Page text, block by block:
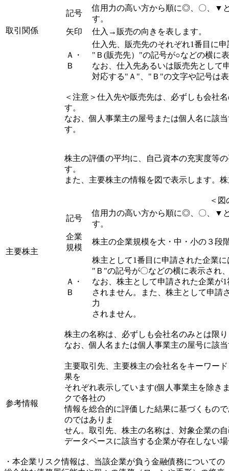
取引関係
記号
信用力の高い方から順に◎、〇、▼
す。
矢印
仕入→販売の向きを表します。
Ａ・
Ｂ
仕入先、販売先のそれぞれ1番目に
"Ｂ(販売先）"の記号が○などの横に
なお、仕入先あるいは販売先として
対応する"Ａ"、"Ｂ"の文字や記号は
＜注意＞仕入先や販売先は、必ずしも会社
す。
なお、個人事業主の屋号または個人名に該
す。
主要株主
株主の評価の平均に、自己資本の充実度等
す。
また、主要株主の情報を図で表示します。
＜図
記号
信用力の高い方から順に◎、〇、▼
す。
企業
規模
株主の企業規模を大・中・小の３段
Ａ・
Ｂ
株主として1番目に申請された企業
"Ｂ"の記号が〇などの横に表示され
なお、株主として申請された企業が
されません。また、株主として申請
力
されません。
株主の名称は、必ずしも会社名のみとは限
なお、個人名または個人事業主の屋号に該
参考情報
主要取引先、主要株主の会社名をキーワー
果を
それぞれ表示しています(個人事業主を除き
クで各社の
情報を総合的に評価した結果に基づくもの
のではありま
せん。取引先、株主の名称は、対象企業の
データベースに該当する企業が存在しない
・本企業リスク情報は、当該企業が負う金融債務についての